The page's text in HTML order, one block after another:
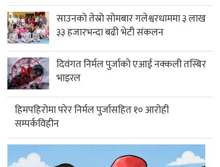
साउनको तेस्रो सोमबार गलेश्वरधाममा ३ लाख
३३ हजारभन्दा बढी भेटी संकलन
दिवंगत निर्मल पुर्जाको एआई नक्कली तस्बिर
भाइरल
हिमपहिरोमा परेर निर्मल पुर्जासहित १० आरोही
सम्पर्कविहीन